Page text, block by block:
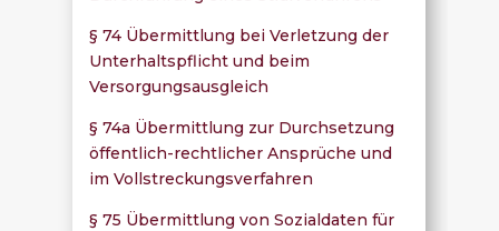
§ 74 Übermittlung bei Verletzung der
Unterhaltspflicht und beim
Versorgungsausgleich
§ 74a Übermittlung zur Durchsetzung
öffentlich-rechtlicher Ansprüche und
im Vollstreckungsverfahren
§ 75 Übermittlung von Sozialdaten für